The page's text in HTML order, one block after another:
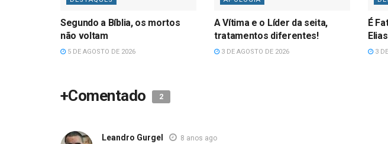
Segundo a Bíblia, os mortos
não voltam
5 DE AGOSTO DE 2026
A Vítima e o Líder da seita,
tratamentos diferentes!
3 DE AGOSTO DE 2026
É
3
+Comentado 2
Leandro Gurgel 8 anos ago